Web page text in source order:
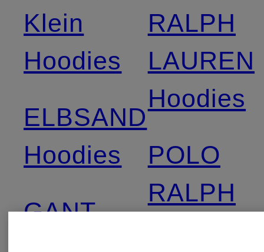
Klein
Hoodies
ELBSAND
Hoodies
GANT
RALPH
LAUREN
Hoodies
POLO
RALPH